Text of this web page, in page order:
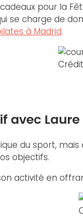
pour la
se charge de
à Madrid.
avec Laure
du sport,
objectifs.
activité en